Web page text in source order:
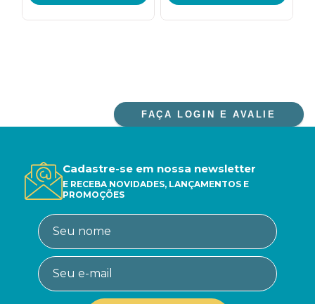
FAÇA LOGIN E AVALIE
Cadastre-se em nossa newsletter
E RECEBA NOVIDADES, LANÇAMENTOS E
PROMOÇÕES